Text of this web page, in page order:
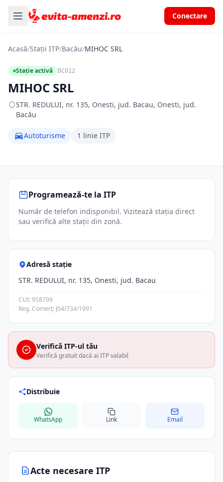
Conectare
Acasă/Stații ITP/Bacău/MIHOC SRL
Stație activă BC012
MIHOC SRL
STR. REDULUI, nr. 135, Onesti, jud. Bacau, Onesti, jud.
Bacău
Autoturisme 1 linie ITP
Acte necesare ITP
Programează-te la ITP
Număr de telefon indisponibil. Vizitează stația direct
sau verifică alte stații din zonă.
Adresă stație
STR. REDULUI, nr. 135, Onesti, jud. Bacau
CUI: 958799
Reg. Comerț: J04/734/1991
Verifică ITP-ul tău
Verifică gratuit dacă ai ITP valabil
Distribuie
WhatsApp Link Email